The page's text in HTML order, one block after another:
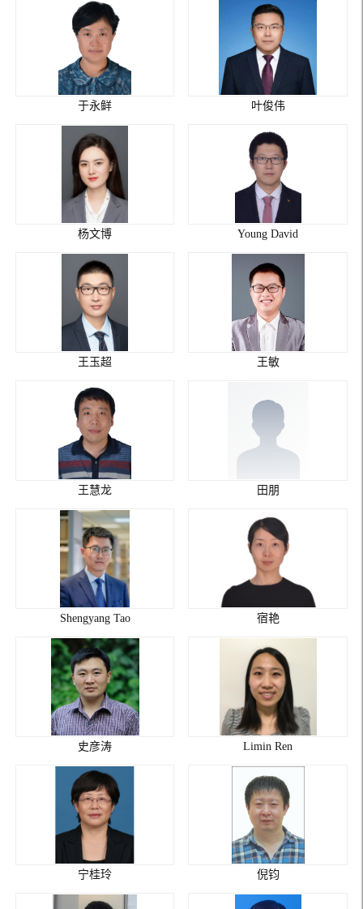
于永鲜 叶俊伟
杨文博 Young David
王玉超 王敏
王慧龙 田朋
Shengyang Tao 宿艳
史彦涛 Limin Ren
宁桂玲 倪钧